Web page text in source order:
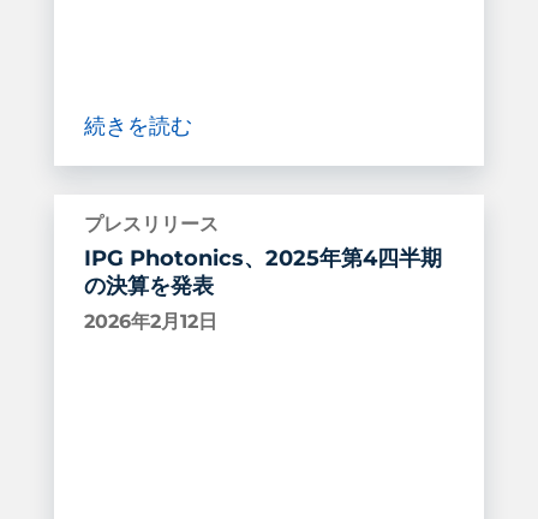
続きを読む
プレスリリース
IPG Photonics、2025年第4四半期
の決算を発表
2026年2月12日